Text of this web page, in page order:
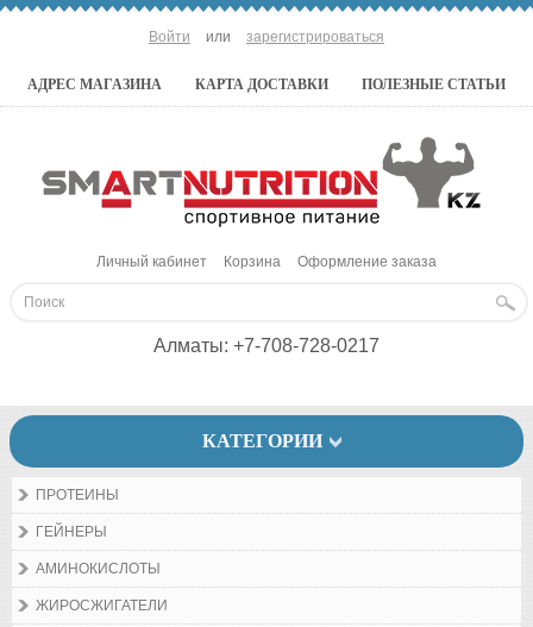
Войти или зарегистрироваться
АДРЕС МАГАЗИНА КАРТА ДОСТАВКИ ПОЛЕЗНЫЕ СТАТЬИ
Личный кабинет Корзина Оформление заказа
Алматы: +7-708-728-0217
КАТЕГОРИИ
ПРОТЕИНЫ
ГЕЙНЕРЫ
АМИНОКИСЛОТЫ
ЖИРОСЖИГАТЕЛИ